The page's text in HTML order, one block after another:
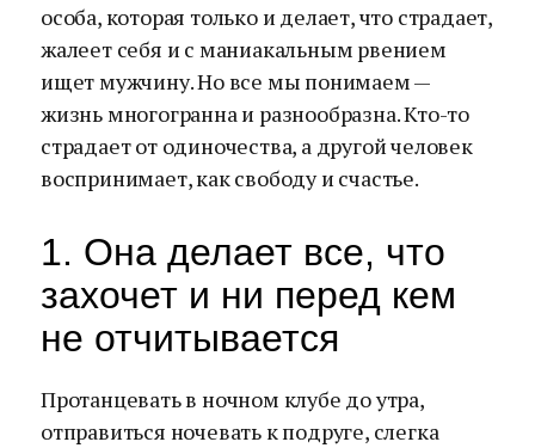
особа, которая только и делает, что страдает,
жалеет себя и с маниакальным рвением
ищет мужчину. Но все мы понимаем —
жизнь многогранна и разнообразна. Кто-то
страдает от одиночества, а другой человек
воспринимает, как свободу и счастье.
1. Она делает все, что
захочет и ни перед кем
не отчитывается
Протанцевать в ночном клубе до утра,
отправиться ночевать к подруге, слегка